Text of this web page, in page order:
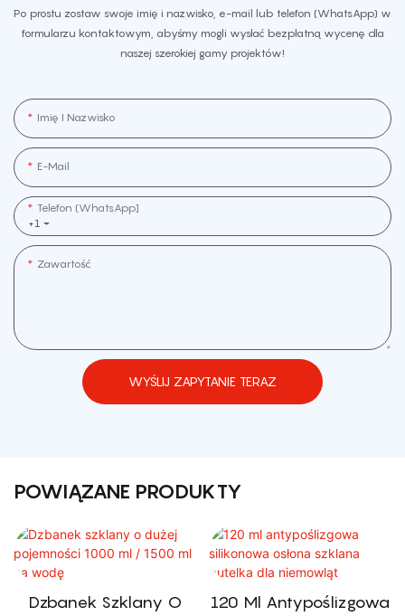
Po prostu zostaw swoje imię i nazwisko, e-mail lub telefon (WhatsApp) w
formularzu kontaktowym, abyśmy mogli wysłać bezpłatną wycenę dla
naszej szerokiej gamy projektów!
Imię I Nazwisko
E-Mail
+1
Telefon (WhatsApp]
Zawartość
WYŚLIJ ZAPYTANIE TERAZ
POWIĄZANE PRODUKTY
Dzbanek Szklany O 120 Ml Antypoślizgowa